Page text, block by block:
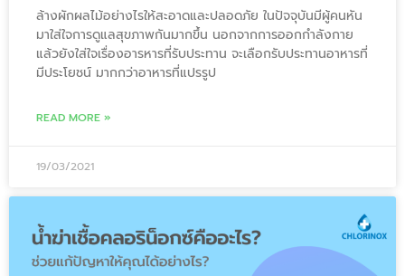
ล้างผักผลไม้อย่างไรให้สะอาดและปลอดภัย ในปัจจุบันมีผู้คนหัน
มาใส่ใจการดูแลสุขภาพกันมากขึ้น นอกจากการออกกำลังกาย
แล้วยังใส่ใจเรื่องอารหารที่รับประทาน จะเลือกรับประทานอาหารที่
มีประโยชน์ มากกว่าอาหารที่แปรรูป
READ MORE »
19/03/2021